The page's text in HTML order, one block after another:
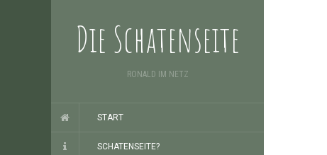
Die Schatenseite
RONALD IM NETZ
START
SCHATENSEITE?